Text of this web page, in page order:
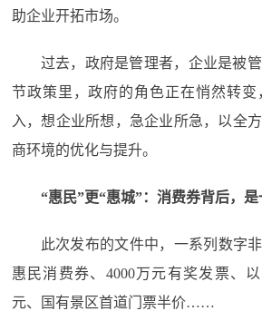
助企业开拓市场。
过去，政府是管理者，企业是被
节政策里，政府的角色正在悄然转
入，想企业所想，急企业所急，以全
商环境的优化与提升。
“惠民”更“惠城”：消费券背后，
此次发布的文件中，一系列数字
惠民消费券、4000万元有奖发票、
元、国有景区首道门票半价……